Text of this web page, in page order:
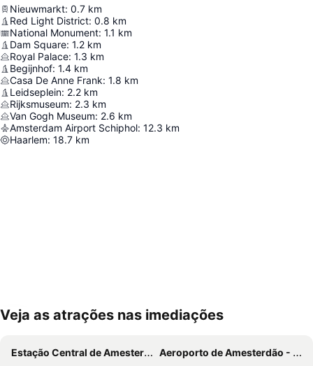
Nieuwmarkt: 0.7 km
Red Light District: 0.8 km
National Monument: 1.1 km
Dam Square: 1.2 km
Royal Palace: 1.3 km
Begijnhof: 1.4 km
Casa De Anne Frank: 1.8 km
Leidseplein: 2.2 km
Rijksmuseum: 2.3 km
Van Gogh Museum: 2.6 km
Amsterdam Airport Schiphol: 12.3 km
Haarlem: 18.7 km
Ampliar mapa
Veja as atrações nas imediações
Estação Central de Amesterdão
Aeroporto de Amesterdão - Schiphol